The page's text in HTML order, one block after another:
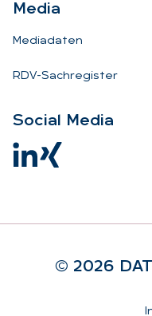
Me­dia
Mediadaten
RDV-Sachregister
So­ci­al Me­dia
© 2026